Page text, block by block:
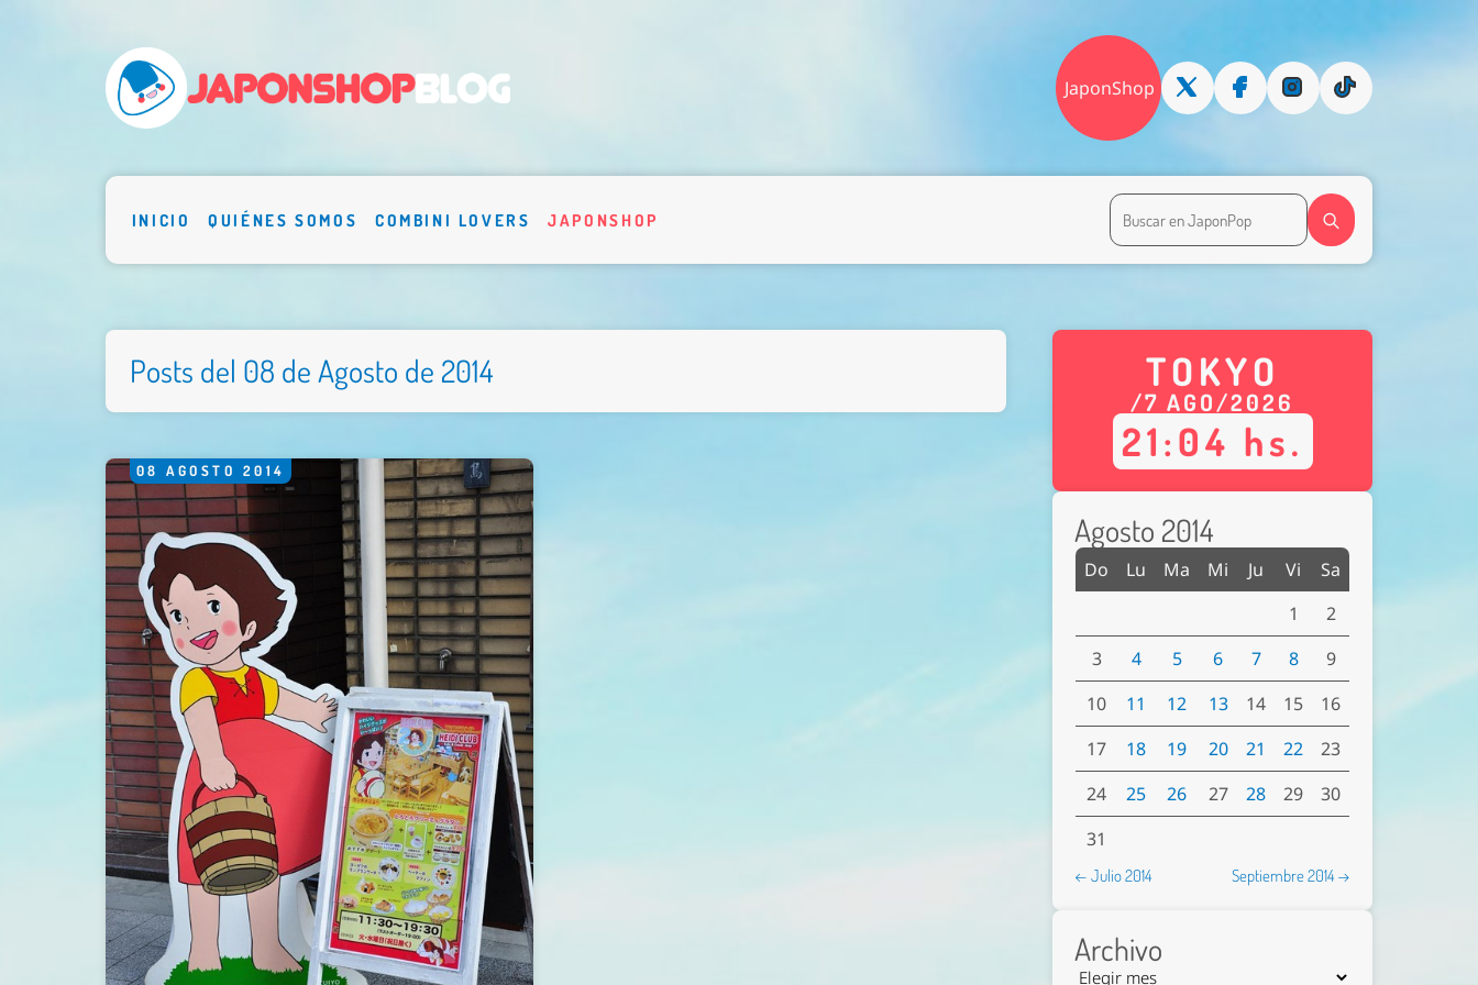
JaponShop
INICIO QUIÉNES SOMOS COMBINI LOVERS JAPONSHOP
Posts del 08 de Agosto de 2014
08 AGOSTO 2014
TOKYO
/7 AGO/2026
21:04 hs.
Agosto 2014
Do Lu Ma Mi Ju Vi
Sa
1
2
3
4 5 6 7 8
9
10
11 12 13 14 15
16
17
18 19 20 21 22
23
24
25 26 27 28 29
30
31
← Julio 2014 Septiembre 2014 →
Archivo